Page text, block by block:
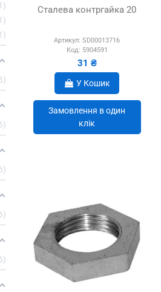
Сталева контргайка 20
Артикул: SD00013716
Код: 5904591
31 ₴
У Кошик
Замовлення в один
клік